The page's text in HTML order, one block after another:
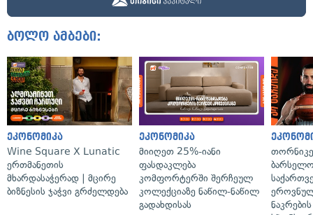
ბოლო ამბები:
ეკონომიკა
Wine Square X Lunatic
ერთმანეთის
მხარდასაჭერად | მცირე
ბიზნესის ჯაჭვი გრძელდება
ეკონომიკა
მიიღეთ 25%-იანი
ფასდაკლება
კომფორტერში შერჩეულ
კოლექციაზე ნაწილ-ნაწილ
გადახდისას